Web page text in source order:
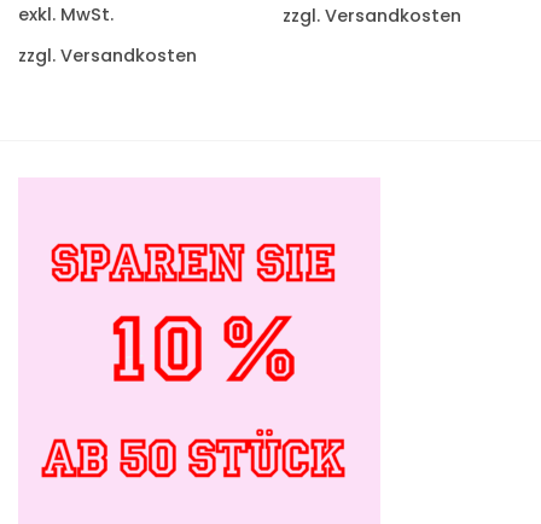
exkl. MwSt.
zzgl. Versandkosten
zzgl. Versandkosten